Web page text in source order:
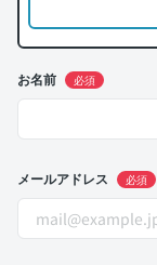
お名前 必須
メールアドレス 必須